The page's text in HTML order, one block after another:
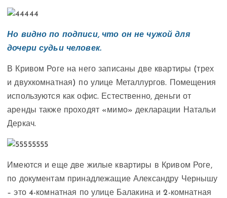
Но видно по подписи, что он не чужой для
дочери судьи человек.
В Кривом Роге на него записаны две квартиры (трех
и двухкомнатная) по улице Металлургов. Помещения
используются как офис. Естественно, деньги от
аренды также проходят «мимо» декларации Натальи
Деркач.
Имеются и еще две жилые квартиры в Кривом Роге,
по документам принадлежащие Александру Чернышу
– это 4-комнатная по улице Балакина и 2-комнатная